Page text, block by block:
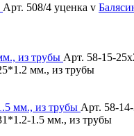
Арт. 508/4 уценка v
Арт. 58-15-
мм., из трубы
Арт. 58-
1.5 мм., из трубы